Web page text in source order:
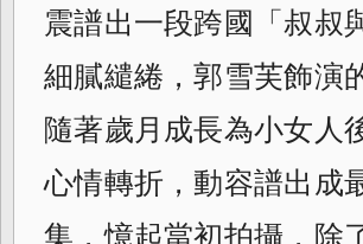
震譜出一段跨國「叔叔
細膩繾綣，郭雪芙飾演
隨著歲月成長為小女人
心情轉折，動容譜出成
集，憶起當初拍攝， 除